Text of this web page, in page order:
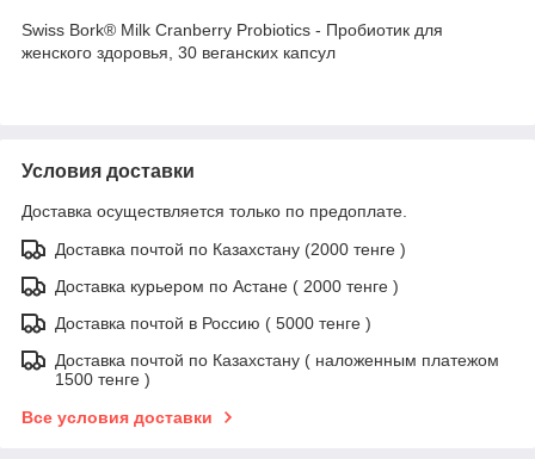
Swiss Bork® Milk Cranberry Probiotics - Пробиотик для
женского здоровья, 30 веганских капсул
Условия доставки
Доставка осуществляется только по предоплате.
Доставка почтой по Казахстану (2000 тенге )
Доставка курьером по Астане ( 2000 тенге )
Доставка почтой в Россию ( 5000 тенге )
Доставка почтой по Казахстану ( наложенным платежом
1500 тенге )
Все условия доставки